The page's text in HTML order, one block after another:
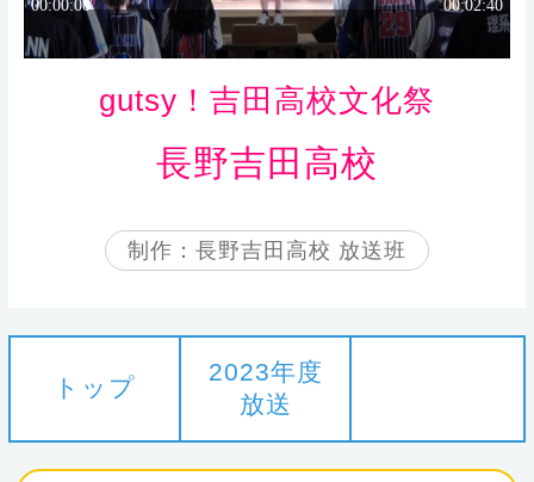
gutsy！吉田高校文化祭
長野吉田高校
制作：長野吉田高校 放送班
トップ
2023年度
放送